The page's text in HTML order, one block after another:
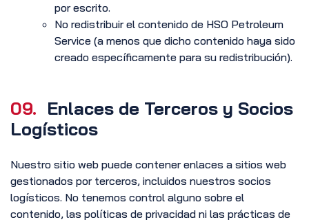
por escrito.
No redistribuir el contenido de HSO Petroleum
Service (a menos que dicho contenido haya sido
creado específicamente para su redistribución).
09. Enlaces de Terceros y Socios
Logísticos
Nuestro sitio web puede contener enlaces a sitios web
gestionados por terceros, incluidos nuestros socios
logísticos. No tenemos control alguno sobre el
contenido, las políticas de privacidad ni las prácticas de